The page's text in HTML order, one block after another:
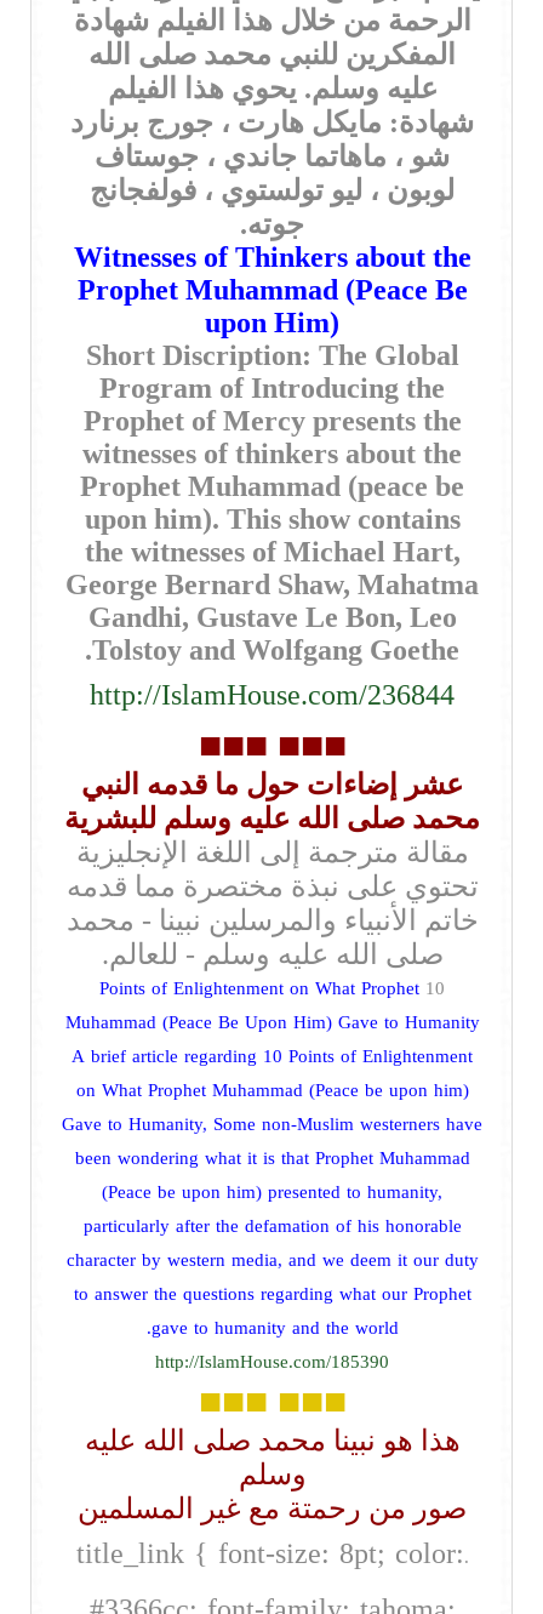
الرحمة من خلال هذا الفيلم شهادة
المفكرين للنبي محمد صلى الله
عليه وسلم. يحوي هذا الفيلم
شهادة: مايكل هارت ، جورج برنارد
شو ، ماهاتما جاندي ، جوستاف
لوبون ، ليو تولستوي ، فولفجانج
جوته.
Witnesses of Thinkers about the
Prophet Muhammad (Peace Be
upon Him)
Short Discription: The Global
Program of Introducing the
Prophet of Mercy presents the
witnesses of thinkers about the
Prophet Muhammad (peace be
upon him). This show contains
the witnesses of Michael Hart,
George Bernard Shaw, Mahatma
Gandhi, Gustave Le Bon, Leo
Tolstoy and Wolfgang Goethe.
http://IslamHouse.com/236844
■■■
■■■
عشر إضاءات حول ما قدمه النبي
محمد صلى الله عليه وسلم للبشرية
مقالة مترجمة إلى اللغة الإنجليزية
تحتوي على نبذة مختصرة مما قدمه
خاتم الأنبياء والمرسلين نبينا - محمد
صلى الله عليه وسلم - للعالم.
10
Points of Enlightenment on What Prophet
Muhammad (Peace Be Upon Him) Gave to Humanity
A brief article regarding 10 Points of Enlightenment
on What Prophet Muhammad (Peace be upon him)
Gave to Humanity, Some non-Muslim westerners have
been wondering what it is that Prophet Muhammad
(Peace be upon him) presented to humanity,
particularly after the defamation of his honorable
character by western media, and we deem it our duty
to answer the questions regarding what our Prophet
gave to humanity and the world.
http://IslamHouse.com/185390
■■■
■■■
هذا هو نبينا محمد صلى الله عليه
وسلم
صور من رحمتة مع غير المسلمين
.
title_link { font-size: 8pt; color: